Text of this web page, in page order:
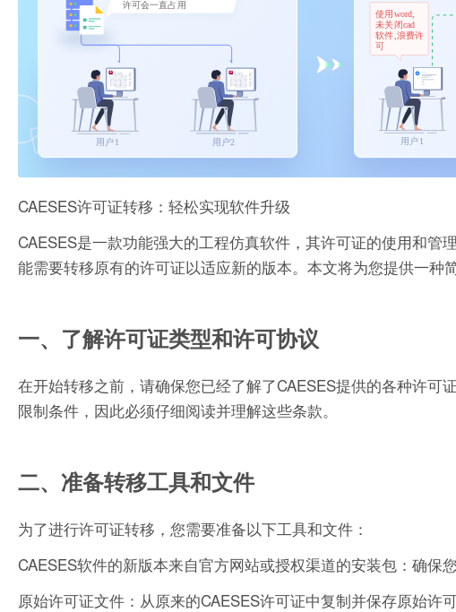
CAESES许可证转移：轻松实现软件升级
CAESES是一款功能强大的工程仿真软件，其许可证的使用和
能需要转移原有的许可证以适应新的版本。本文将为您提供一种
一、了解许可证类型和许可协议
在开始转移之前，请确保您已经了解了CAESES提供的各种许
限制条件，因此必须仔细阅读并理解这些条款。
二、准备转移工具和文件
为了进行许可证转移，您需要准备以下工具和文件：
CAESES软件的新版本来自官方网站或授权渠道的安装包：确保
原始许可证文件：从原来的CAESES许可证中复制并保存原始许